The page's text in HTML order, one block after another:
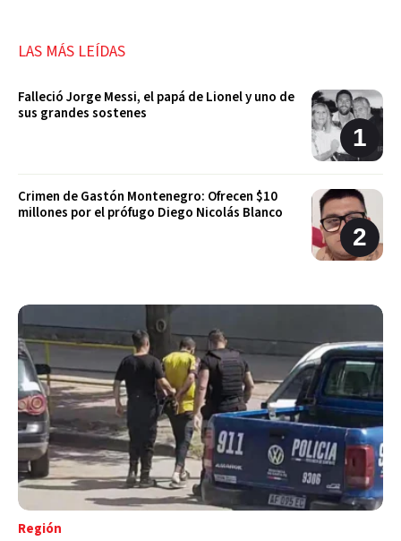
LAS MÁS LEÍDAS
Falleció Jorge Messi, el papá de Lionel y uno de
sus grandes sostenes
Crimen de Gastón Montenegro: Ofrecen $10
millones por el prófugo Diego Nicolás Blanco
investigación por venta de drogas
Nahuel Pennisi será la voz de la inauguración
del nuevo Invencible Arena en Rosario
Capitán Bermúdez: Cuatro personas fueron
detenidas tras intentar ocupar una instalación
del Polideportivo Municipal
Región